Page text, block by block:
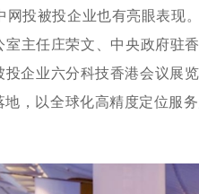
网投被投企业也有亮眼表现
室主任庄荣文、中央政府驻
投企业六分科技香港会议展
，以全球化高精度定位服